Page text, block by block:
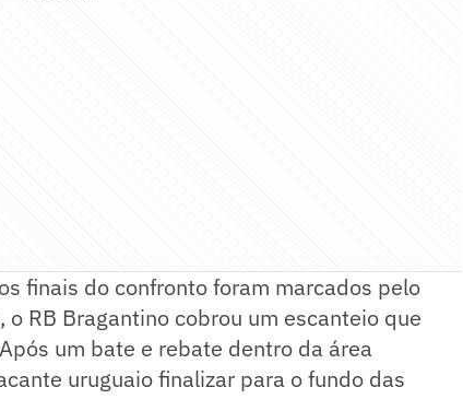
finais do confronto foram marcados pelo
RB Bragantino cobrou um escanteio que
um bate e rebate dentro da área
uruguaio finalizar para o fundo das